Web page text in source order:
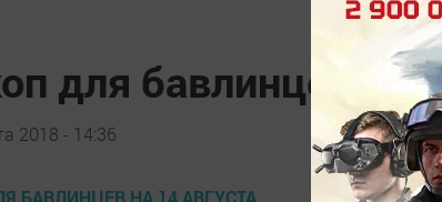
для бавлинцев на
2018 - 14:36